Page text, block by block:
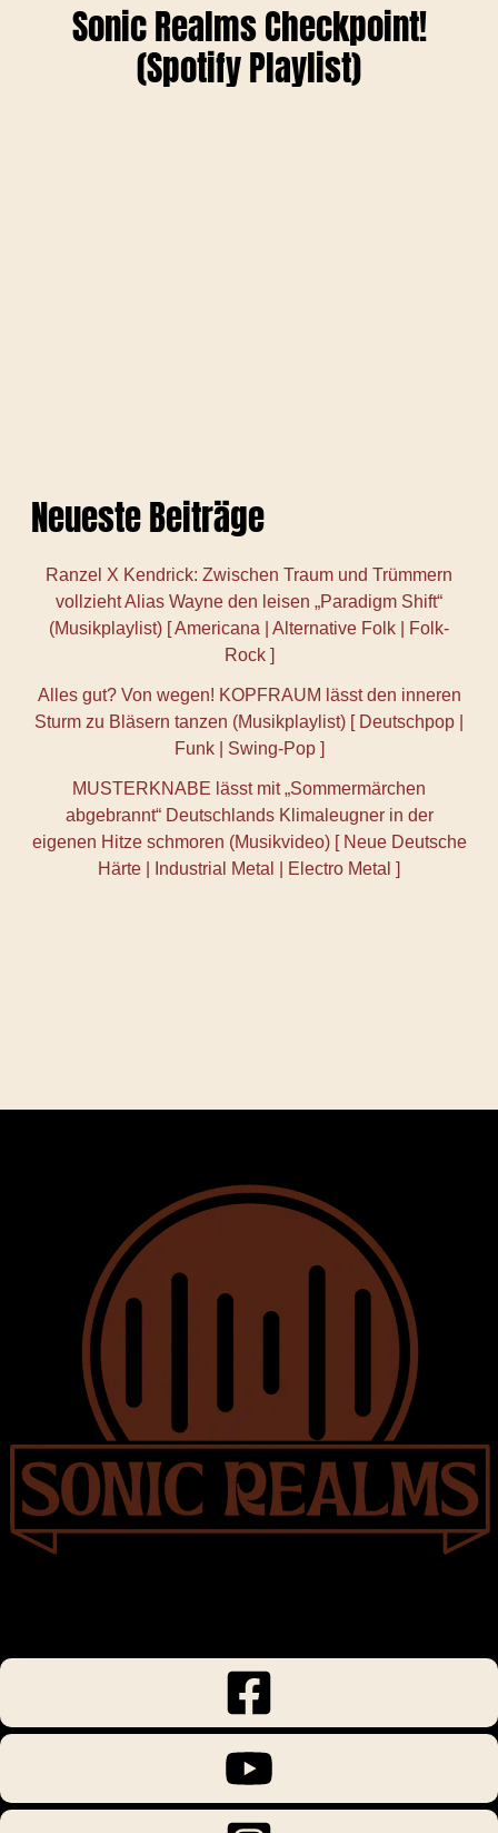
Sonic Realms Checkpoint!
(Spotify Playlist)
Neueste Beiträge
Ranzel X Kendrick: Zwischen Traum und Trümmern
vollzieht Alias Wayne den leisen „Paradigm Shift“
(Musikplaylist) [ Americana | Alternative Folk | Folk-
Rock ]
Alles gut? Von wegen! KOPFRAUM lässt den inneren
Sturm zu Bläsern tanzen (Musikplaylist) [ Deutschpop |
Funk | Swing-Pop ]
MUSTERKNABE lässt mit „Sommermärchen
abgebrannt“ Deutschlands Klimaleugner in der
eigenen Hitze schmoren (Musikvideo) [ Neue Deutsche
Härte | Industrial Metal | Electro Metal ]